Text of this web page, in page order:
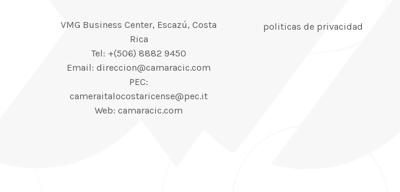
VMG Business Center, Escazú, Costa
Rica
Tel: +(506) 8882 9450
Email: direccion@camaracic.com
PEC:
cameraitalocostaricense@pec.it
Web: camaracic.com
politicas de privacidad